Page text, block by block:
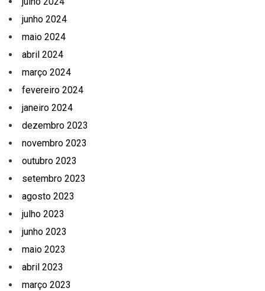
junho 2024
maio 2024
abril 2024
março 2024
fevereiro 2024
janeiro 2024
dezembro 2023
novembro 2023
outubro 2023
setembro 2023
agosto 2023
julho 2023
junho 2023
maio 2023
abril 2023
março 2023